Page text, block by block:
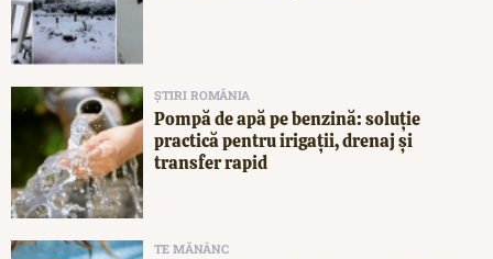
ȘTIRI ROMÂNIA
Pompă de apă pe benzină: soluție
practică pentru irigații, drenaj și
transfer rapid
TE MĂNÂNC